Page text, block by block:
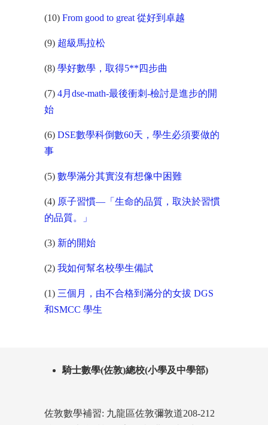
(10) From good to great 從好到卓越
(9) 超級馬拉松
(8) 學好數學，取得5**四步曲
(7) 4月dse-math-最後衝刺-檢討是進步的開
始
(6) DSE數學科倒數60天，學生必須要做的
事
(5) 數學滿分其實沒有想像中困難
(4) 原子習慣—「生命的品質，取決於習慣
的品質。」
(3) 新的開始
(2) 我如何幫名校學生備試
(1) 三個月，由不合格到滿分的女拔 DGS
和SMCC 學生
騎士數學(佐敦)總校(小學及中學部)
佐敦數學補習: 九龍區佐敦彌敦道208-212